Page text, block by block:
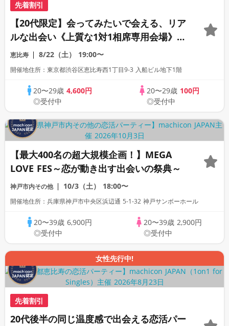
先着割引
【20代限定】会ってみたいで会える、リア
ルな出会い《上質な1対1相席専用会場》
《全席半個室》《飲み放題付き》
《machicon JAPAN主催》
恵比寿 8/22（土） 19:00〜
開催地住所：東京都渋谷区恵比寿西1丁目9-3 入船ビル地下1階
20〜29歳4,600円
◎受付中
20〜29歳 100円
◎受付中
【最大400名の超大規模企画！】MEGA
LOVE FES～恋が動き出す出会いの祭典～
神戸市内その他 10/3（土） 18:00〜
開催地住所：兵庫県神戸市中央区浜辺通 5-1-32 神戸サンボーホール
20〜39歳 6,900円
◎受付中
20〜39歳 2,900円
◎受付中
女性先行中!
先着割引
20代後半の同じ温度感で出会える恋活パー